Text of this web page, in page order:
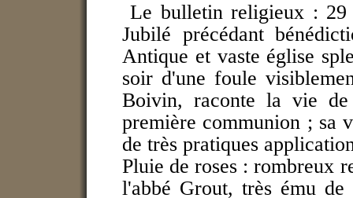
Le bulletin religieux :
Jubilé précédant
Antique et vaste église
soir d'une foule
Boivin, raconte la vie de
première communion ; sa
de très pratiques
Pluie de roses : rombreux
l'abbé Grout, très ému